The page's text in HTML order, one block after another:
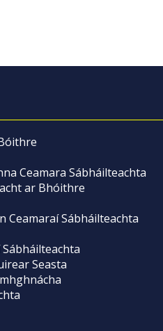
Ceamara Sábháilteachta
ar Bhóithre
Ceamaraí Sábháilteachta
Seasta